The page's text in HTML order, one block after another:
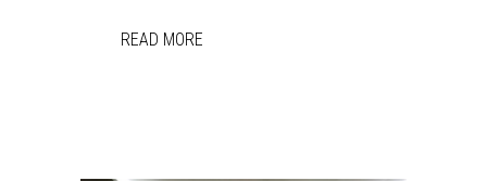
READ MORE